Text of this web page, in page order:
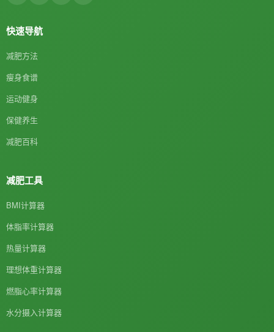
快速导航
减肥方法
瘦身食谱
运动健身
保健养生
减肥百科
减肥工具
BMI计算器
体脂率计算器
热量计算器
理想体重计算器
燃脂心率计算器
水分摄入计算器